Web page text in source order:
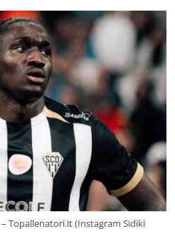
Topallenatori.it (Instagram Sidiki